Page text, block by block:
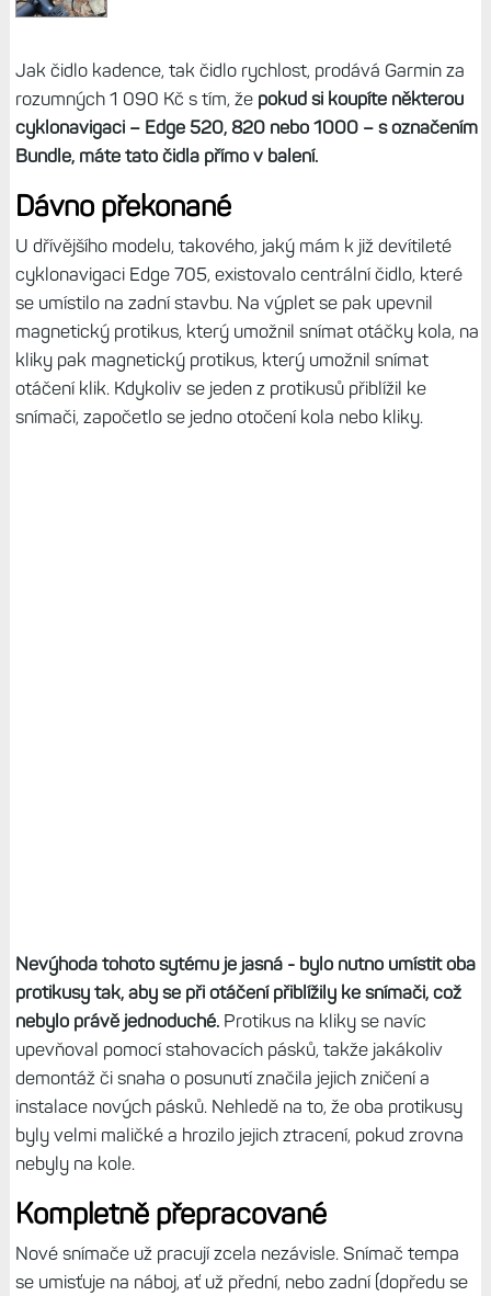
Jak čidlo kadence, tak čidlo rychlost, prodává Garmin za
rozumných 1 090 Kč s tím, že pokud si koupíte některou
cyklonavigaci – Edge 520, 820 nebo 1000 – s označením
Bundle, máte tato čidla přímo v balení.
Dávno překonané
U dřívějšího modelu, takového, jaký mám k již devítileté
cyklonavigaci Edge 705, existovalo centrální čidlo, které
se umístilo na zadní stavbu. Na výplet se pak upevnil
magnetický protikus, který umožnil snímat otáčky kola, na
kliky pak magnetický protikus, který umožnil snímat
otáčení klik. Kdykoliv se jeden z protikusů přiblížil ke
snímači, započetlo se jedno otočení kola nebo kliky.
Nevýhoda tohoto sytému je jasná - bylo nutno umístit oba
protikusy tak, aby se při otáčení přiblížily ke snímači, což
nebylo právě jednoduché.Protikus na kliky se navíc
upevňoval pomocí stahovacích pásků, takže jakákoliv
demontáž či snaha o posunutí značila jejich zničení a
instalace nových pásků. Nehledě na to, že oba protikusy
byly velmi maličké a hrozilo jejich ztracení, pokud zrovna
nebyly na kole.
Kompletně přepracované
Nové snímače už pracují zcela nezávisle. Snímač tempa
se umisťuje na náboj, ať už přední, nebo zadní (dopředu se